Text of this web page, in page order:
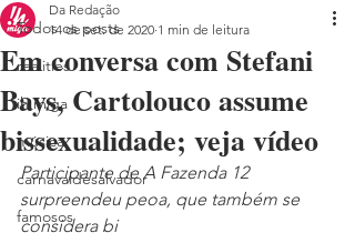
Todos os posts
realities
ih,miga
música
carnavaldesalvador
famosos
Em conversa com Stefani
Bays, Cartolouco assume
bissexualidade; veja vídeo
Da Redação
14 de set. de 2020 1 min de leitura
Participante de A Fazenda 12
surpreendeu peoa, que também se
considera bi